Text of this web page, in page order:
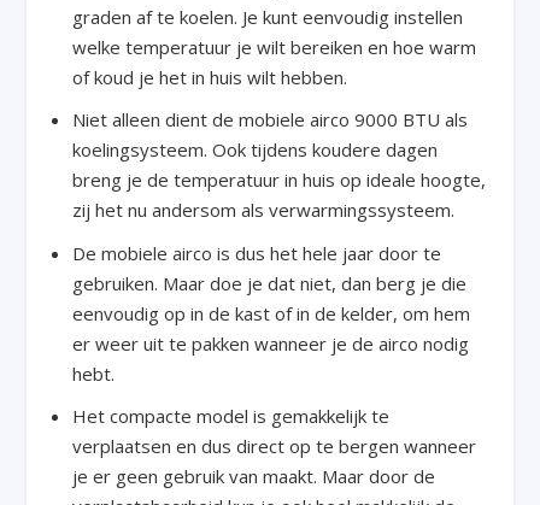
graden af te koelen. Je kunt eenvoudig instellen
welke temperatuur je wilt bereiken en hoe warm
of koud je het in huis wilt hebben.
Niet alleen dient de mobiele airco 9000 BTU als
koelingsysteem. Ook tijdens koudere dagen
breng je de temperatuur in huis op ideale hoogte,
zij het nu andersom als verwarmingssysteem.
De mobiele airco is dus het hele jaar door te
gebruiken. Maar doe je dat niet, dan berg je die
eenvoudig op in de kast of in de kelder, om hem
er weer uit te pakken wanneer je de airco nodig
hebt.
Het compacte model is gemakkelijk te
verplaatsen en dus direct op te bergen wanneer
je er geen gebruik van maakt. Maar door de